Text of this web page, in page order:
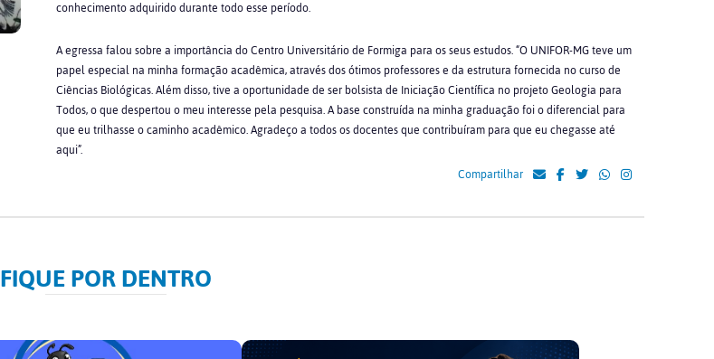
conhecimento adquirido durante todo esse período.
A egressa falou sobre a importância do Centro Universitário de Formiga para os seus estudos. “O UNIFOR-MG teve um
papel especial na minha formação acadêmica, através dos ótimos professores e da estrutura fornecida no curso de
Ciências Biológicas. Além disso, tive a oportunidade de ser bolsista de Iniciação Científica no projeto Geologia para
Todos, o que despertou o meu interesse pela pesquisa. A base construída na minha graduação foi o diferencial para
que eu trilhasse o caminho acadêmico. Agradeço a todos os docentes que contribuíram para que eu chegasse até
aqui”.
Compartilhar
FIQUE POR DENTRO